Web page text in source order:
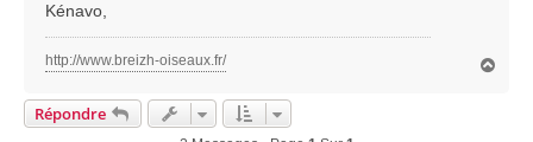
Kénavo,
http://www.breizh-oiseaux.fr/
Répondre